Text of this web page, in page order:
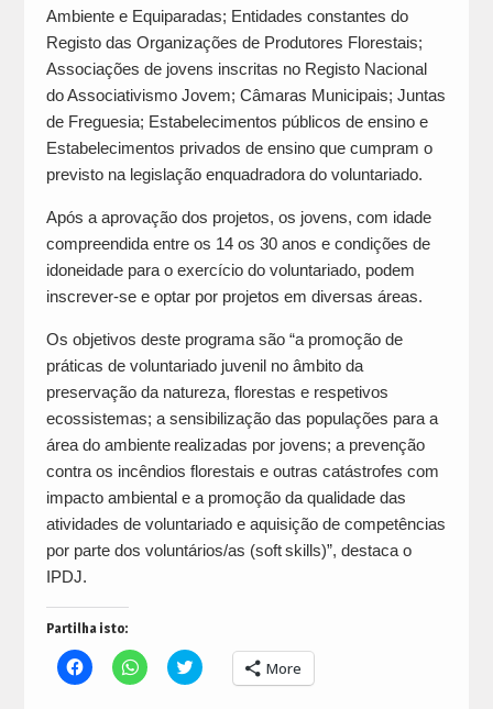
Ambiente e Equiparadas; Entidades constantes do
Registo das Organizações de Produtores Florestais;
Associações de jovens inscritas no Registo Nacional
do Associativismo Jovem; Câmaras Municipais; Juntas
de Freguesia; Estabelecimentos públicos de ensino e
Estabelecimentos privados de ensino que cumpram o
previsto na legislação enquadradora do voluntariado.
Após a aprovação dos projetos, os jovens, com idade
compreendida entre os 14 os 30 anos e condições de
idoneidade para o exercício do voluntariado, podem
inscrever-se e optar por projetos em diversas áreas.
Os objetivos deste programa são “a promoção de
práticas de voluntariado juvenil no âmbito da
preservação da natureza, florestas e respetivos
ecossistemas; a sensibilização das populações para a
área do ambiente realizadas por jovens; a prevenção
contra os incêndios florestais e outras catástrofes com
impacto ambiental e a promoção da qualidade das
atividades de voluntariado e aquisição de competências
por parte dos voluntários/as (soft skills)”, destaca o
IPDJ.
Partilha isto:
Click
to
Click
to
Click
to More